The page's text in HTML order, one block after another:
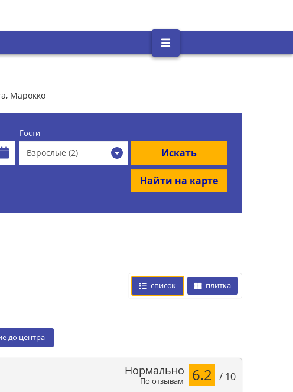
Марокко
Гости
Взрослые (2) Искать
Найти на карте
список плитка
до центра
По отзывам
Нормально 6.2 / 10